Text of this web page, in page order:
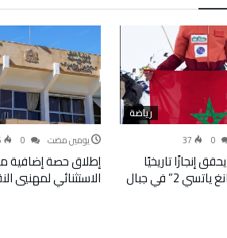
رياضة
37
إنجازًا تاريخيًا
ببلوغ قمة “كانغ ياتسي 2” في جبال
‫‫‫‏‫يومين مضت‬
إطلاق حصة إضافية
الاستثنائي لمهنيي